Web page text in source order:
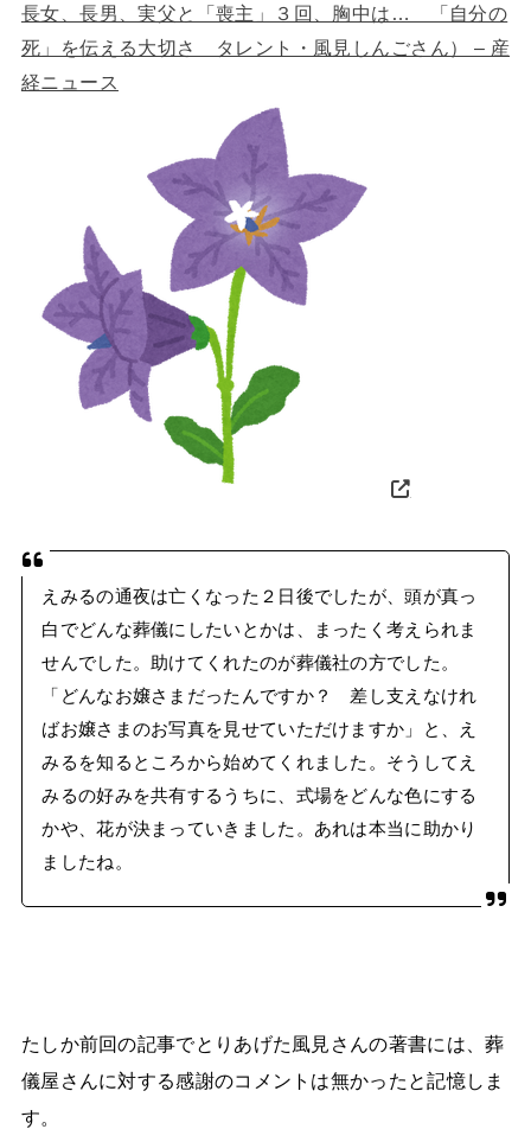
長女、長男、実父と「喪主」３回、胸中は… 「自分の
死」を伝える大切さ タレント・風見しんごさん） – 産
経ニュース
えみるの通夜は亡くなった２日後でしたが、頭が真っ
白でどんな葬儀にしたいとかは、まったく考えられま
せんでした。助けてくれたのが葬儀社の方でした。
「どんなお嬢さまだったんですか？ 差し支えなけれ
ばお嬢さまのお写真を見せていただけますか」と、え
みるを知るところから始めてくれました。そうしてえ
みるの好みを共有するうちに、式場をどんな色にする
かや、花が決まっていきました。あれは本当に助かり
ましたね。
たしか前回の記事でとりあげた風見さんの著書には、葬
儀屋さんに対する感謝のコメントは無かったと記憶しま
す。